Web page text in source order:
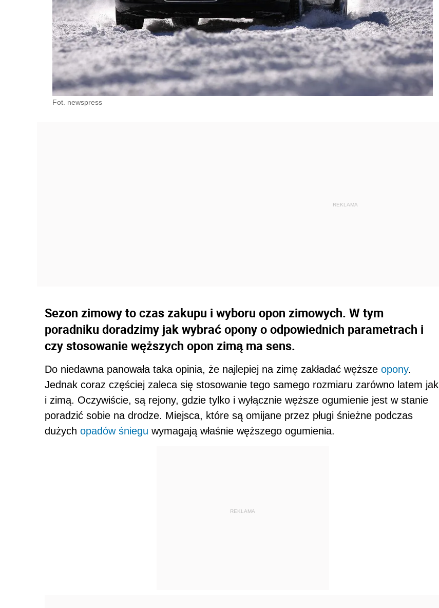
Fot. newspress
Sezon zimowy to czas zakupu i wyboru opon zimowych. W tym
poradniku doradzimy jak wybrać opony o odpowiednich parametrach i
czy stosowanie węższych opon zimą ma sens.
Do niedawna panowała taka opinia, że najlepiej na zimę zakładać węższe opony.
Jednak coraz częściej zaleca się stosowanie tego samego rozmiaru zarówno latem jak
i zimą. Oczywiście, są rejony, gdzie tylko i wyłącznie węższe ogumienie jest w stanie
poradzić sobie na drodze. Miejsca, które są omijane przez pługi śnieżne podczas
dużych opadów śniegu wymagają właśnie węższego ogumienia.
REKLAMA